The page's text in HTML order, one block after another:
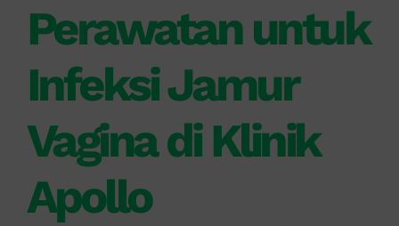
Perawatan untuk
Infeksi Jamur
Vagina di Klinik
Apollo